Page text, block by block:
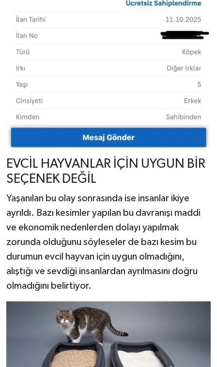
EVCİL HAYVANLAR İÇİN UYGUN BİR
SEÇENEK DEĞİL
Yaşanılan bu olay sonrasında ise insanlar ikiye
ayrıldı. Bazı kesimler yapılan bu davranışı maddi
ve ekonomik nedenlerden dolayı yapılmak
zorunda olduğunu söyleseler de bazı kesim bu
durumun evcil hayvan için uygun olmadığını,
alıştığı ve sevdiği insanlardan ayrılmasını doğru
olmadığını belirtiyor.